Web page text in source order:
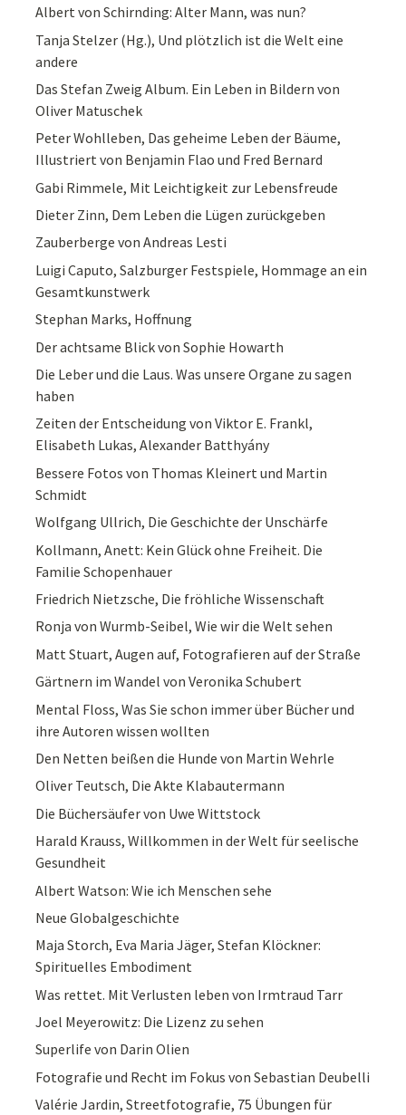
Albert von Schirnding: Alter Mann, was nun?
Tanja Stelzer (Hg.), Und plötzlich ist die Welt eine
andere
Das Stefan Zweig Album. Ein Leben in Bildern von
Oliver Matuschek
Peter Wohlleben, Das geheime Leben der Bäume,
Illustriert von Benjamin Flao und Fred Bernard
Gabi Rimmele, Mit Leichtigkeit zur Lebensfreude
Dieter Zinn, Dem Leben die Lügen zurückgeben
Zauberberge von Andreas Lesti
Luigi Caputo, Salzburger Festspiele, Hommage an ein
Gesamtkunstwerk
Stephan Marks, Hoffnung
Der achtsame Blick von Sophie Howarth
Die Leber und die Laus. Was unsere Organe zu sagen
haben
Zeiten der Entscheidung von Viktor E. Frankl,
Elisabeth Lukas, Alexander Batthyány
Bessere Fotos von Thomas Kleinert und Martin
Schmidt
Wolfgang Ullrich, Die Geschichte der Unschärfe
Kollmann, Anett: Kein Glück ohne Freiheit. Die
Familie Schopenhauer
Friedrich Nietzsche, Die fröhliche Wissenschaft
Ronja von Wurmb-Seibel, Wie wir die Welt sehen
Matt Stuart, Augen auf, Fotografieren auf der Straße
Gärtnern im Wandel von Veronika Schubert
Mental Floss, Was Sie schon immer über Bücher und
ihre Autoren wissen wollten
Den Netten beißen die Hunde von Martin Wehrle
Oliver Teutsch, Die Akte Klabautermann
Die Büchersäufer von Uwe Wittstock
Harald Krauss, Willkommen in der Welt für seelische
Gesundheit
Albert Watson: Wie ich Menschen sehe
Neue Globalgeschichte
Maja Storch, Eva Maria Jäger, Stefan Klöckner:
Spirituelles Embodiment
Was rettet. Mit Verlusten leben von Irmtraud Tarr
Joel Meyerowitz: Die Lizenz zu sehen
Superlife von Darin Olien
Fotografie und Recht im Fokus von Sebastian Deubelli
Valérie Jardin, Streetfotografie, 75 Übungen für